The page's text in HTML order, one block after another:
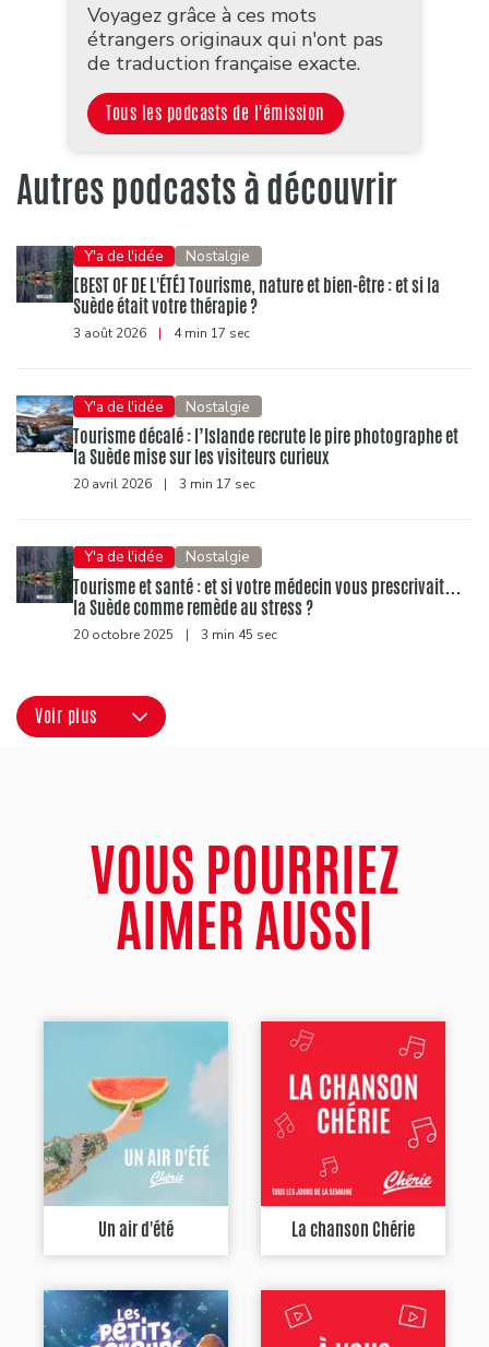
Voyagez grâce à ces mots
étrangers originaux qui n'ont pas
de traduction française exacte.
Tous les podcasts de l'émission
Autres podcasts à découvrir
Y'a de l'idée Nostalgie
[BEST OF DE L'ÉTÉ] Tourisme, nature et bien-être : et si la
Suède était votre thérapie ?
3 août 2026 | 4 min 17 sec
Y'a de l'idée Nostalgie
Tourisme décalé : l’Islande recrute le pire photographe et
la Suède mise sur les visiteurs curieux
20 avril 2026 | 3 min 17 sec
Y'a de l'idée Nostalgie
Tourisme et santé : et si votre médecin vous prescrivait…
la Suède comme remède au stress ?
20 octobre 2025 | 3 min 45 sec
Voir plus
VOUS POURRIEZ
AIMER AUSSI
Un air d'été La chanson Chérie